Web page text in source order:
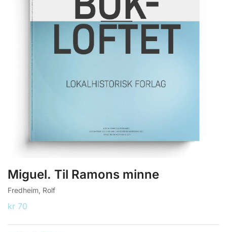
Miguel. Til Ramons minne
Fredheim, Rolf
kr 70